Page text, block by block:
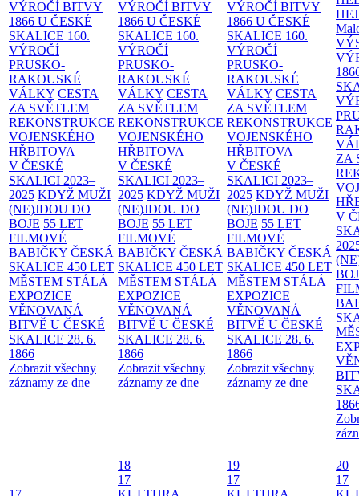
VÝROČÍ BITVY
1866 U ČESKÉ
SKALICE 160.
VÝROČÍ
PRUSKO-
RAKOUSKÉ
VÁLKY CESTA
ZA SVĚTLEM
REKONSTRUKCE
VOJENSKÉHO
HŘBITOVA
V ČESKÉ
SKALICI 2023–
2025 KDYŽ MUŽI
(NE)JDOU DO
BOJE 55 LET
FILMOVÉ
BABIČKY ČESKÁ
SKALICE 450 LET
MĚSTEM STÁLÁ
EXPOZICE
VĚNOVANÁ
BITVĚ U ČESKÉ
SKALICE 28. 6.
1866
Zobrazit všechny
záznamy ze dne
VÝROČÍ BITVY
1866 U ČESKÉ
SKALICE 160.
VÝROČÍ
PRUSKO-
RAKOUSKÉ
VÁLKY CESTA
ZA SVĚTLEM
REKONSTRUKCE
VOJENSKÉHO
HŘBITOVA
V ČESKÉ
SKALICI 2023–
2025 KDYŽ MUŽI
(NE)JDOU DO
BOJE 55 LET
FILMOVÉ
BABIČKY ČESKÁ
SKALICE 450 LET
MĚSTEM STÁLÁ
EXPOZICE
VĚNOVANÁ
BITVĚ U ČESKÉ
SKALICE 28. 6.
1866
Zobrazit všechny
záznamy ze dne
VÝROČÍ BITVY
1866 U ČESKÉ
SKALICE 160.
VÝROČÍ
PRUSKO-
RAKOUSKÉ
VÁLKY CESTA
ZA SVĚTLEM
REKONSTRUKCE
VOJENSKÉHO
HŘBITOVA
V ČESKÉ
SKALICI 2023–
2025 KDYŽ MUŽI
(NE)JDOU DO
BOJE 55 LET
FILMOVÉ
BABIČKY ČESKÁ
SKALICE 450 LET
MĚSTEM STÁLÁ
EXPOZICE
VĚNOVANÁ
BITVĚ U ČESKÉ
SKALICE 28. 6.
1866
Zobrazit všechny
záznamy ze dne
ZA
V
18
17
19
17
20
17